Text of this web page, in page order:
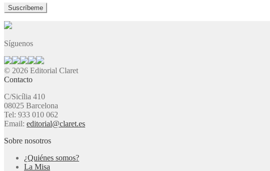
Síguenos
© 2026 Editorial Claret
Contacto
C/Sicília 410
08025 Barcelona
Tel: 933 010 062
Email: editorial@claret.es
Sobre nosotros
¿Quiénes somos?
La Misa